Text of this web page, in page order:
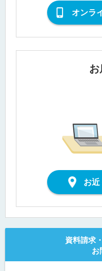
オンラ
お
お近
資料請求
お